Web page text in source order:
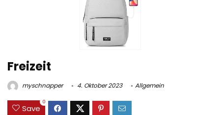
Freizeit
myschnapper 4. Oktober 2023 Allgemein
Save
0